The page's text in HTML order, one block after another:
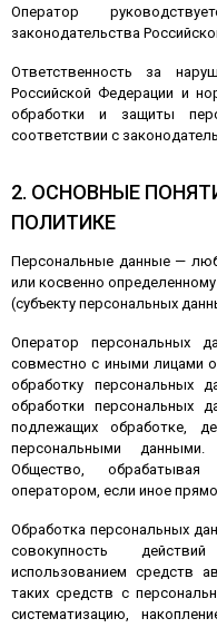
Оператор
законодательства
Ответственность за
Российской Федерации и
обработки и защиты
соответствии с
2. ОСНОВНЫЕ
ПОЛИТИКЕ
Персональные данные —
или косвенно
(субъекту персональных
Оператор персональных
совместно с иными лицами
обработку персональных
обработки персональных
подлежащих обработке,
персональными
Общество, обрабатывая
оператором, если иное
Обработка персональных
совокупность
использованием средств
таких средств с
систематизацию,